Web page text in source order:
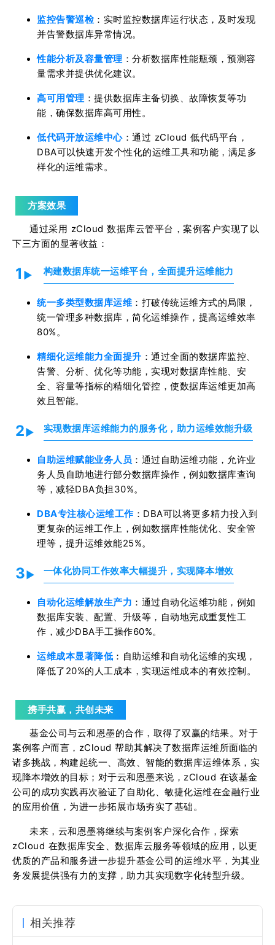
监控告警巡检：实时监控数据库运行状态，及时发现
并告警数据库异常情况。
性能分析及容量管理 ：分析数据库性能瓶颈，预测容
量需求并提供优化建议。
高可用管理 ：提供数据库主备切换、故障恢复等功
能，确保数据库高可用性。
低代码开放运维中心：通过 zCloud 低代码平台，
DBA可以快速开发个性化的运维工具和功能，满足多
样化的运维需求。
方案效果
通过采用 zCloud 数据库云管平台，案例客户实现了以
下三方面的显著收益：
1 ► 构建数据库统一运维平台，全面提升运维能力
统一多类型数据库运维 ：打破传统运维方式的局限，
统一管理多种数据库，简化运维操作，提高运维效率
80%。
精细化运维能力全面提升 ：通过全面的数据库监控、
告警、分析、优化等功能，实现对数据库性能、安
全、容量等指标的精细化管控，使数据库运维更加高
效且智能。
2► 实现数据库运维能力的服务化，助力运维效能升级
自助运维赋能业务人员 ：通过自助运维功能，允许业
务人员自助地进行部分数据库操作，例如数据库查询
等，减轻DBA负担30%。
DBA专注核心运维工作 ：DBA可以将更多精力投入到
更复杂的运维工作上，例如数据库性能优化、安全管
理等，提升运维效能25%。
3► 一体化协同工作效率大幅提升，实现降本增效
自动化运维解放生产力 ：通过自动化运维功能，例如
数据库安装、配置、升级等，自动地完成重复性工
作，减少DBA手工操作60%。
运维成本显著降低 ：自助运维和自动化运维的实现，
降低了20%的人工成本，实现运维成本的有效控制。
携手共赢，共创未来
基金公司与云和恩墨的合作，取得了双赢的结果。 对于
案例客户而言，zCloud 帮助其解决了数据库运维所面临的
诸多挑战，构建起统一、高效、智能的数据库运维体系，实
现降本增效的目标； 对于云和恩墨来说，zCloud 在该基金
公司的成功实践再次验证了自助化、敏捷化运维在金融行业
的应用价值，为进一步拓展市场夯实了基础。
未来，云和恩墨将继续与案例客户深化合作，探索
zCloud 在数据库安全、数据库云服务等领域的应用，以更
优质的产品和服务进一步提升基金公司的运维水平，为其业
务发展提供强有力的支撑，助力其实现数字化转型升级。
相关推荐